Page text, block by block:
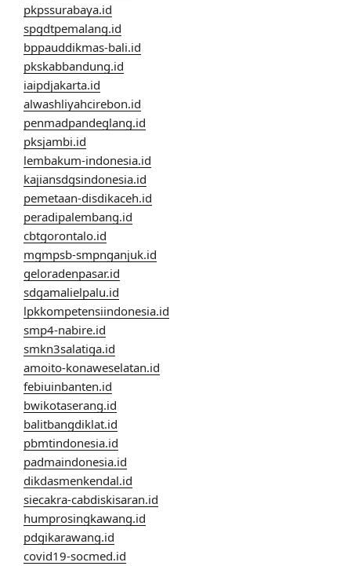
pkpssurabaya.id
spgdtpemalang.id
bppauddikmas-bali.id
pkskabbandung.id
iaipdjakarta.id
alwashliyahcirebon.id
penmadpandeglang.id
pksjambi.id
lembakum-indonesia.id
kajiansdgsindonesia.id
pemetaan-disdikaceh.id
peradipalembang.id
cbtgorontalo.id
mgmpsb-smpnganjuk.id
geloradenpasar.id
sdgamalielpalu.id
lpkkompetensiindonesia.id
smp4-nabire.id
smkn3salatiga.id
amoito-konaweselatan.id
febiuinbanten.id
bwikotaserang.id
balitbangdiklat.id
pbmtindonesia.id
padmaindonesia.id
dikdasmenkendal.id
siecakra-cabdiskisaran.id
humprosingkawang.id
pdgikarawang.id
covid19-socmed.id